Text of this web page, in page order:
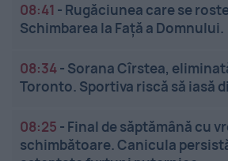
08:41 - Rugăciunea care se
Schimbarea la Față a Domnului.
08:34- Sorana Cîrstea,
Toronto. Sportiva riscă să iasă
08:25 - Final de săptămână cu
schimbătoare. Canicula